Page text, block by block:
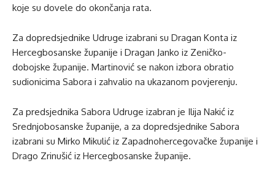
koje su dovele do okončanja rata.
Za dopredsjednike Udruge izabrani su Dragan Konta iz
Hercegbosanske županije i Dragan Janko iz Zeničko-
dobojske županije. Martinović se nakon izbora obratio
sudionicima Sabora i zahvalio na ukazanom povjerenju.
Za predsjednika Sabora Udruge izabran je Ilija Nakić iz
Srednjobosanske županije, a za dopredsjednike Sabora
izabrani su Mirko Mikulić iz Zapadnohercegovačke županije i
Drago Zrinušić iz Hercegbosanske županije.